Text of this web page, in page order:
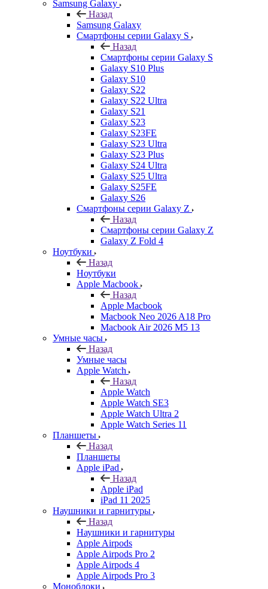
Samsung Galaxy
Назад
Samsung Galaxy
Смартфоны серии Galaxy S
Назад
Смартфоны серии Galaxy S
Galaxy S10 Plus
Galaxy S10
Galaxy S22
Galaxy S22 Ultra
Galaxy S21
Galaxy S23
Galaxy S23FE
Galaxy S23 Ultra
Galaxy S23 Plus
Galaxy S24 Ultra
Galaxy S25 Ultra
Galaxy S25FE
Galaxy S26
Смартфоны серии Galaxy Z
Назад
Смартфоны серии Galaxy Z
Galaxy Z Fold 4
Ноутбуки
Назад
Ноутбуки
Apple Macbook
Назад
Apple Macbook
Macbook Neo 2026 A18 Pro
Macbook Air 2026 M5 13
Умные часы
Назад
Умные часы
Apple Watch
Назад
Apple Watch
Apple Watch SE3
Apple Watch Ultra 2
Apple Watch Series 11
Планшеты
Назад
Планшеты
Apple iPad
Назад
Apple iPad
iPad 11 2025
Наушники и гарнитуры
Назад
Наушники и гарнитуры
Apple Airpods
Apple Airpods Pro 2
Apple Airpods 4
Apple Airpods Pro 3
Моноблоки